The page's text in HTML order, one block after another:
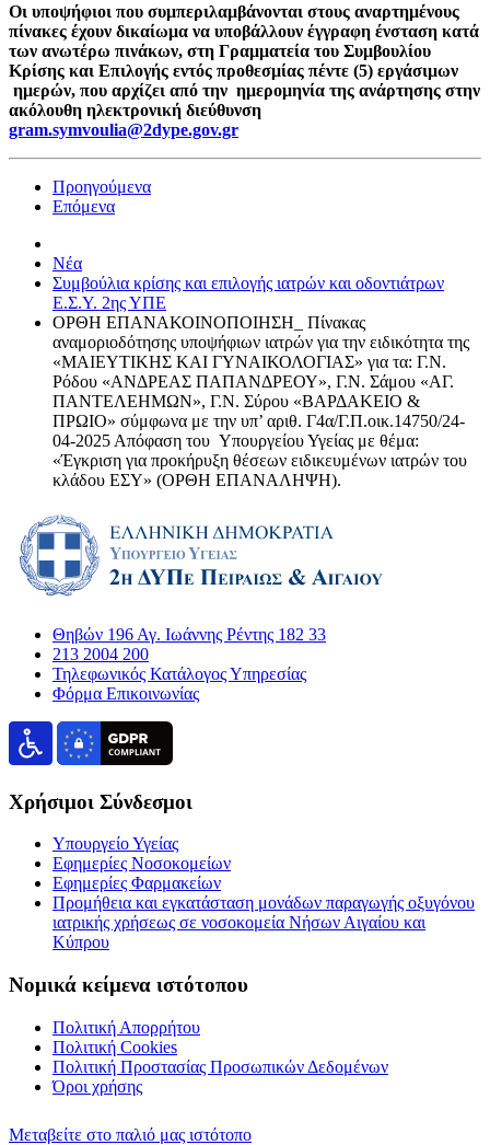
Οι υποψήφιοι που συμπεριλαμβάνονται στους αναρτημένους
πίνακες έχουν δικαίωμα να υποβάλλουν έγγραφη ένσταση κατά
των ανωτέρω πινάκων, στη Γραμματεία του Συμβουλίου
Κρίσης και Επιλογής εντός προθεσμίας πέντε (5) εργάσιμων
ημερών, που αρχίζει από την ημερομηνία της ανάρτησης στην
ακόλουθη ηλεκτρονική διεύθυνση
gram.symvoulia@2dype.gov.gr
Προηγούμενα
Επόμενα
Νέα
Συμβούλια κρίσης και επιλογής ιατρών και οδοντιάτρων
Ε.Σ.Υ. 2ης ΥΠΕ
ΟΡΘΗ ΕΠΑΝΑΚΟΙΝΟΠΟΙΗΣΗ_ Πίνακας
αναμοριοδότησης υποψήφιων ιατρών για την ειδικότητα της
«ΜΑΙΕΥΤΙΚΗΣ ΚΑΙ ΓΥΝΑΙΚΟΛΟΓΙΑΣ» για τα: Γ.Ν.
Ρόδου «ΑΝΔΡΕΑΣ ΠΑΠΑΝΔΡΕΟΥ», Γ.Ν. Σάμου «ΑΓ.
ΠΑΝΤΕΛΕΗΜΩΝ», Γ.Ν. Σύρου «ΒΑΡΔΑΚΕΙΟ &
ΠΡΩΙΟ» σύμφωνα με την υπ’ αριθ. Γ4α/Γ.Π.οικ.14750/24-
04-2025 Απόφαση του Υπουργείου Υγείας με θέμα:
«Έγκριση για προκήρυξη θέσεων ειδικευμένων ιατρών του
κλάδου ΕΣΥ» (ΟΡΘΗ ΕΠΑΝΑΛΗΨΗ).
Θηβών 196 Αγ. Ιωάννης Ρέντης 182 33
213 2004 200
Τηλεφωνικός Κατάλογος Υπηρεσίας
Φόρμα Επικοινωνίας
Χρήσιμοι Σύνδεσμοι
Υπουργείο Υγείας
Εφημερίες Νοσοκομείων
Εφημερίες Φαρμακείων
Προμήθεια και εγκατάσταση μονάδων παραγωγής οξυγόνου
ιατρικής χρήσεως σε νοσοκομεία Νήσων Αιγαίου και
Κύπρου
Νομικά κείμενα ιστότοπου
Πολιτική Απορρήτου
Πολιτική Cookies
Πολιτική Προστασίας Προσωπικών Δεδομένων
Όροι χρήσης
Μεταβείτε στο παλιό μας ιστότοπο